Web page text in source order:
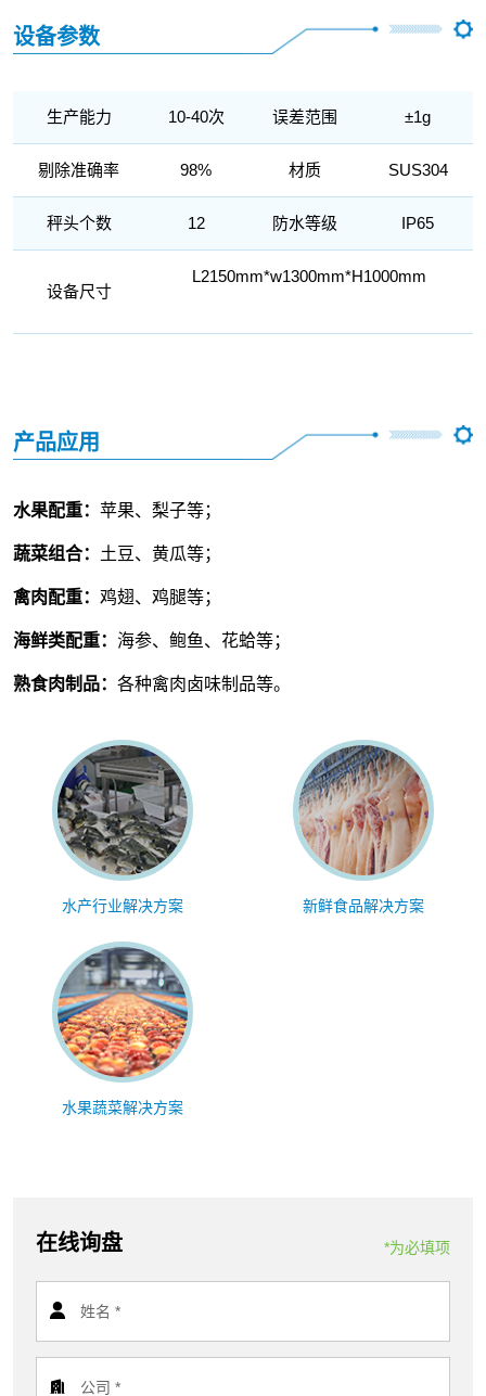
设备参数
生产能力 10-40次 误差范围 ±1g
剔除准确率 98% 材质 SUS304
秤头个数 12 防水等级 IP65
设备尺寸
L2150mm*w1300mm*H1000mm
产品应用
水果配重： 苹果、梨子等；
蔬菜组合： 土豆、黄瓜等；
禽肉配重： 鸡翅、鸡腿等；
海鲜类配重： 海参、鲍鱼、花蛤等；
熟食肉制品： 各种禽肉卤味制品等。
水产行业解决方案 新鲜食品解决方案
水果蔬菜解决方案
在线询盘 *为必填项